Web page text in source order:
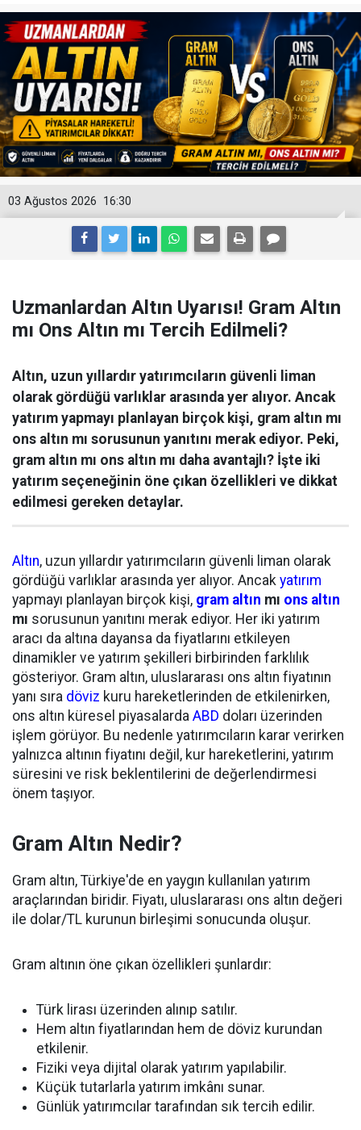
16:30
03 Ağustos 2026
Uzmanlardan Altın Uyarısı! Gram Altın
mı Ons Altın mı Tercih Edilmeli?
Altın, uzun yıllardır yatırımcıların güvenli liman
olarak gördüğü varlıklar arasında yer alıyor. Ancak
yatırım yapmayı planlayan birçok kişi, gram altın mı
ons altın mı sorusunun yanıtını merak ediyor. Peki,
gram altın mı ons altın mı daha avantajlı? İşte iki
yatırım seçeneğinin öne çıkan özellikleri ve dikkat
edilmesi gereken detaylar.
Altın, uzun yıllardır yatırımcıların güvenli liman olarak
gördüğü varlıklar arasında yer alıyor. Ancak yatırım
yapmayı planlayan birçok kişi, gram altın mı ons altın
mı sorusunun yanıtını merak ediyor. Her iki yatırım
aracı da altına dayansa da fiyatlarını etkileyen
dinamikler ve yatırım şekilleri birbirinden farklılık
gösteriyor. Gram altın, uluslararası ons altın fiyatının
yanı sıra döviz kuru hareketlerinden de etkilenirken,
ons altın küresel piyasalarda ABD doları üzerinden
işlem görüyor. Bu nedenle yatırımcıların karar verirken
yalnızca altının fiyatını değil, kur hareketlerini, yatırım
süresini ve risk beklentilerini de değerlendirmesi
önem taşıyor.
Gram Altın Nedir?
Gram altın, Türkiye'de en yaygın kullanılan yatırım
araçlarından biridir. Fiyatı, uluslararası ons altın değeri
ile dolar/TL kurunun birleşimi sonucunda oluşur.
Gram altının öne çıkan özellikleri şunlardır:
Türk lirası üzerinden alınıp satılır.
Hem altın fiyatlarından hem de döviz kurundan
etkilenir.
Fiziki veya dijital olarak yatırım yapılabilir.
Küçük tutarlarla yatırım imkânı sunar.
Günlük yatırımcılar tarafından sık tercih edilir.